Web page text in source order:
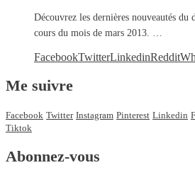
Découvrez les dernières nouveautés du
cours du mois de mars 2013. …
FacebookTwitterLinkedinReddit
Me suivre
Facebook Twitter Instagram Pinterest Linkedin
Tiktok
Abonnez-vous